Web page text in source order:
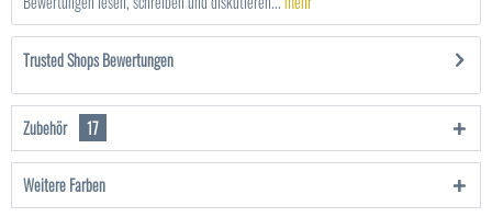
Trusted Shops Bewertungen
Zubehör 17
Weitere Farben